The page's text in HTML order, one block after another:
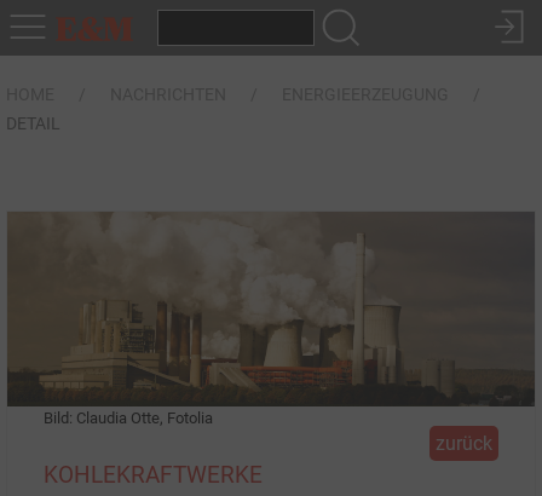
DETAIL
Bild: Claudia Otte, Fotolia
zurück
KOHLEKRAFTWERKE